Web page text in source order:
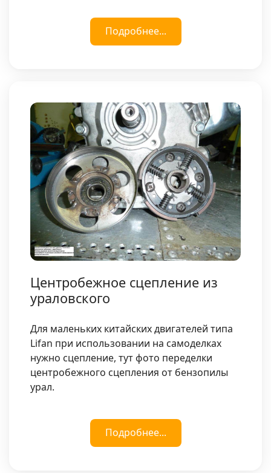
Подробнее...
Центробежное сцепление из
ураловского
Для маленьких китайских двигателей типа
Lifan при использовании на самоделках
нужно сцепление, тут фото переделки
центробежного сцепления от бензопилы
урал.
Подробнее...